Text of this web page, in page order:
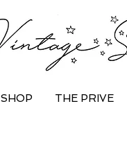
SHOP THE PRIVE